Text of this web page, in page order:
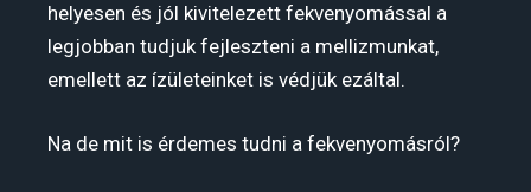
helyesen és jól kivitelezett fekvenyomással a
legjobban tudjuk fejleszteni a mellizmunkat,
emellett az ízületeinket is védjük ezáltal.
Na de mit is érdemes tudni a fekvenyomásról?